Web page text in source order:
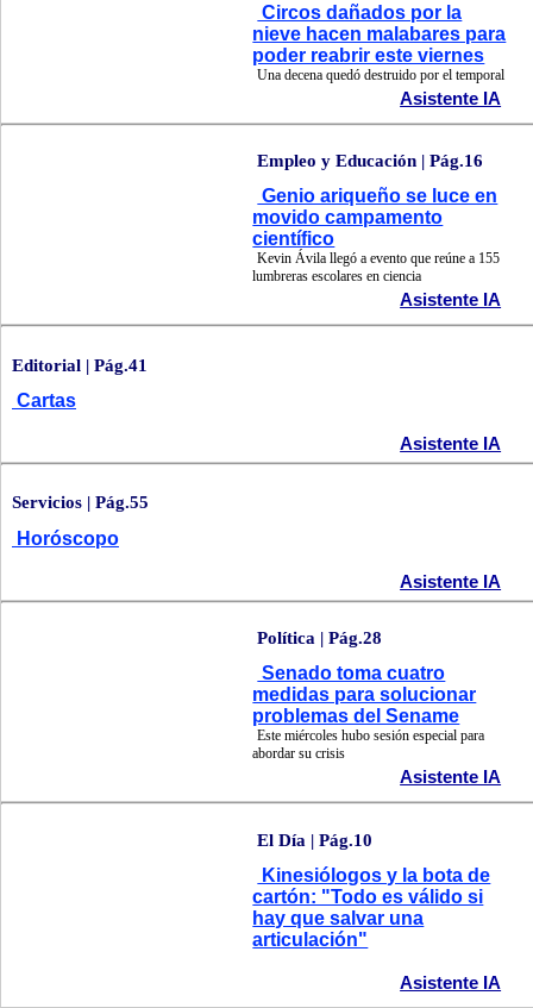
Circos dañados por la
nieve hacen malabares para
poder reabrir este viernes
Una decena quedó destruido por el temporal
Asistente IA
Empleo y Educación | Pág.16
Genio ariqueño se luce en
movido campamento
científico
Kevin Ávila llegó a evento que reúne a 155
lumbreras escolares en ciencia
Asistente IA
Editorial | Pág.41
Cartas
Asistente IA
Servicios | Pág.55
Horóscopo
Asistente IA
Política | Pág.28
Senado toma cuatro
medidas para solucionar
problemas del Sename
Este miércoles hubo sesión especial para
abordar su crisis
Asistente IA
El Día | Pág.10
Kinesiólogos y la bota de
cartón: "Todo es válido si
hay que salvar una
articulación"
Asistente IA